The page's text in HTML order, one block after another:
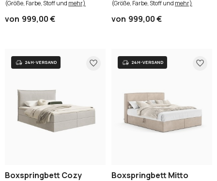
(Größe, Farbe, Stoff und mehr)
von 999,00 €
(Größe, Farbe, Stoff und mehr)
von 999,00 €
Boxspringbett Cozy Boxspringbett Mitto